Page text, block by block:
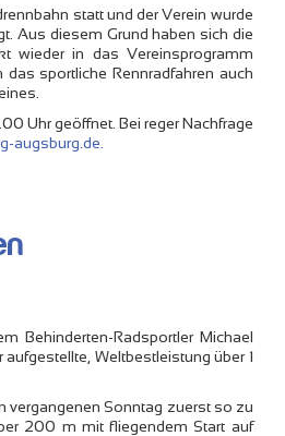
statt und der Verein wurde
Aus diesem Grund haben sich die
wieder in das Vereinsprogramm
sportliche Rennradfahren auch
Uhr geöffnet. Bei reger Nachfrage
augsburg.de.
Behinderten-Radsportler Michael
Weltbestleistung über 1
vergangenen Sonntag zuerst so zu
200 m mit fliegendem Start auf